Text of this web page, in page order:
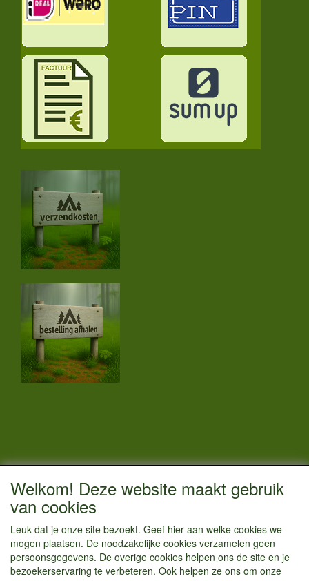
Vestigingsadres:
Hoofdweg 36
1433 JW Kudelstaart
info@kamperenenzo.nl
Welkom! Deze website maakt gebruik
van cookies
Leuk dat je onze site bezoekt. Geef hier aan welke cookies we
mogen plaatsen. De noodzakelijke cookies verzamelen geen
persoonsgegevens. De overige cookies helpen ons de site en je
bezoekerservaring te verbeteren. Ook helpen ze ons om onze